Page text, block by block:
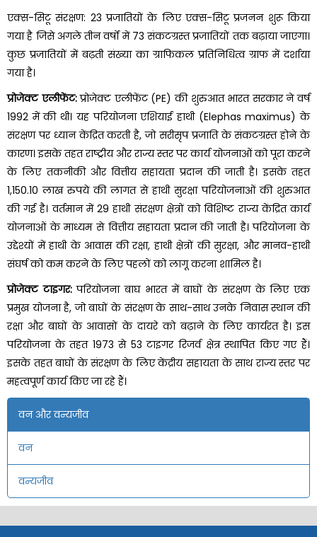
वन और वन्यजीव
वन
वन्यजीव
एक्स-सिटू संरक्षण: 23 प्रजातियों के लिए एक्स-सिटू प्रजनन शुरू किया
गया है जिसे अगले तीन वर्षों में 73 संकटग्रस्त प्रजातियों तक बढ़ाया जाएगा।
कुछ प्रजातियों में बढ़ती संख्या का ग्राफिकल प्रतिनिधित्व ग्राफ में दर्शाया
गया है।
प्रोजेक्ट एलीफेंट:प्रोजेक्ट एलीफेंट (PE) की शुरुआत भारत सरकार ने वर्ष
1992 में की थी। यह परियोजना एशियाई हाथी (Elephas maximus) के
संरक्षण पर ध्यान केंद्रित करती है, जो सरीसृप प्रजाति के संकटग्रस्त होने के
कारण। इसके तहत राष्ट्रीय और राज्य स्तर पर कार्य योजनाओं को पूरा करने
के लिए तकनीकी और वित्तीय सहायता प्रदान की जाती है। इसके तहत
1,150.10 लाख रुपये की लागत से हाथी सुरक्षा परियोजनाओं की शुरुआत
की गई है। वर्तमान में 29 हाथी संरक्षण क्षेत्रों को विशिष्ट राज्य केंद्रित कार्य
योजनाओं के माध्यम से वित्तीय सहायता प्रदान की जाती है। परियोजना के
उद्देश्यों में हाथी के आवास की रक्षा, हाथी क्षेत्रों की सुरक्षा, और मानव-हाथी
संघर्ष को कम करने के लिए पहलों को लागू करना शामिल है।
प्रोजेक्ट टाइगर:परियोजना बाघ भारत में बाघों के संरक्षण के लिए एक
प्रमुख योजना है, जो बाघों के संरक्षण के साथ-साथ उनके निवास स्थान की
रक्षा और बाघों के आवासों के दायरे को बढ़ाने के लिए कार्यरत है। इस
परियोजना के तहत 1973 से 53 टाइगर रिजर्व क्षेत्र स्थापित किए गए हैं।
इसके तहत बाघों के संरक्षण के लिए केंद्रीय सहायता के साथ राज्य स्तर पर
महत्वपूर्ण कार्य किए जा रहे हैं।